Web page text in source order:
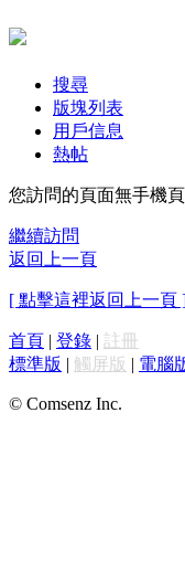
搜尋
版塊列表
用戶信息
熱帖
您訪問的頁面無手機
繼續訪問
返回上一頁
[ 點擊這裡返回上一頁
首頁 | 登錄 | 註冊
標準版 | 觸屏版 | 電腦
© Comsenz Inc.